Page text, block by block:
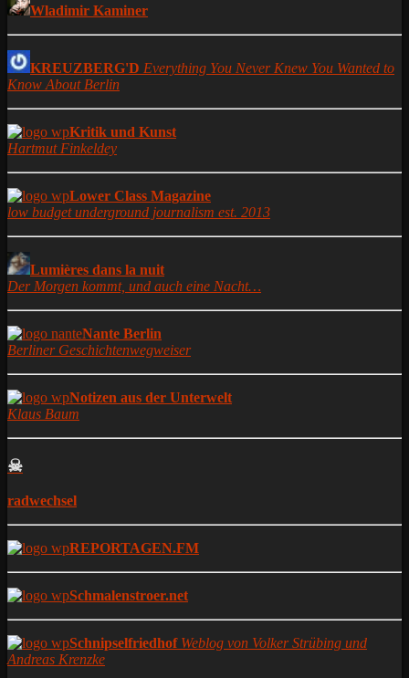
Wladimir Kaminer
KREUZBERG'D Everything You Never Knew You Wanted to
Know About Berlin
Kritik und Kunst
Hartmut Finkeldey
Lower Class Magazine
low budget underground journalism est. 2013
Lumières dans la nuit
Der Morgen kommt, und auch eine Nacht…
Nante Berlin
Berliner Geschichtenwegweiser
Notizen aus der Unterwelt
Klaus Baum
☠
radwechsel
REPORTAGEN.FM
Schmalenstroer.net
Schnipselfriedhof Weblog von Volker Strübing und
Andreas Krenzke